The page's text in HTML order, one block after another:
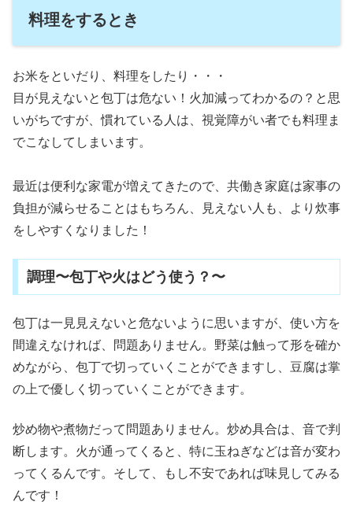
料理をするとき
お米をといだり、料理をしたり・・・
目が見えないと包丁は危ない！火加減ってわかるの？と思
いがちですが、慣れている人は、視覚障がい者でも料理ま
でこなしてしまいます。
最近は便利な家電が増えてきたので、共働き家庭は家事の
負担が減らせることはもちろん、見えない人も、より炊事
をしやすくなりました！
調理〜包丁や火はどう使う？〜
包丁は一見見えないと危ないように思いますが、使い方を
間違えなければ、問題ありません。野菜は触って形を確か
めながら、包丁で切っていくことができますし、豆腐は掌
の上で優しく切っていくことができます。
炒め物や煮物だって問題ありません。炒め具合は、音で判
断します。火が通ってくると、特に玉ねぎなどは音が変わ
ってくるんです。そして、もし不安であれば味見してみる
んです！